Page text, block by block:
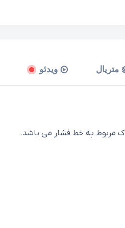
متریال ویدئو
ک مربوط به خط فشار می باشد.